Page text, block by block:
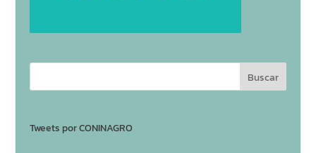
Tweets por CONINAGRO